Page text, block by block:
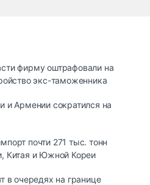
фирму оштрафовали на
экс-таможенника
и Армении сократился на
почти 271 тыс. тонн
Китая и Южной Кореи
в очередях на границе